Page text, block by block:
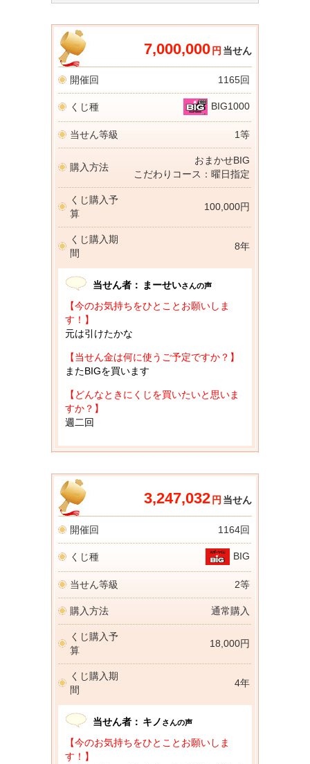
7,000,000 円 当せん
開催回 1165回
くじ種 BIG1000
当せん等級 1等
購入方法
おまかせBIG
こだわりコース：曜日指定
くじ購入予
算
100,000円
くじ購入期
間
8年
当せん者： まーせいさんの声
【今のお気持ちをひとことお願いしま
す！】
元は引けたかな
【当せん金は何に使うご予定ですか？】
またBIGを買います
【どんなときにくじを買いたいと思いま
すか？】
週二回
3,247,032 円 当せん
開催回 1164回
くじ種 BIG
当せん等級 2等
購入方法 通常購入
くじ購入予
算
18,000円
くじ購入期
間
4年
当せん者： キノ さんの声
【今のお気持ちをひとことお願いしま
す！】